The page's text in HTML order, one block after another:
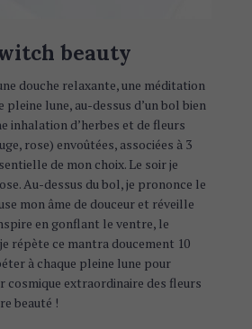
beauty
douche relaxante, une méditation
pleine lune, au-dessus d’un bol bien
inhalation d’herbes et de fleurs
rose) envoûtées, associées à 3
de mon choix. Le soir je
Au-dessus du bol, je prononce le
mon âme de douceur et réveille
en gonflant le ventre, le
répète ce mantra doucement 10
à chaque pleine lune pour
extraordinaire des fleurs
beauté !